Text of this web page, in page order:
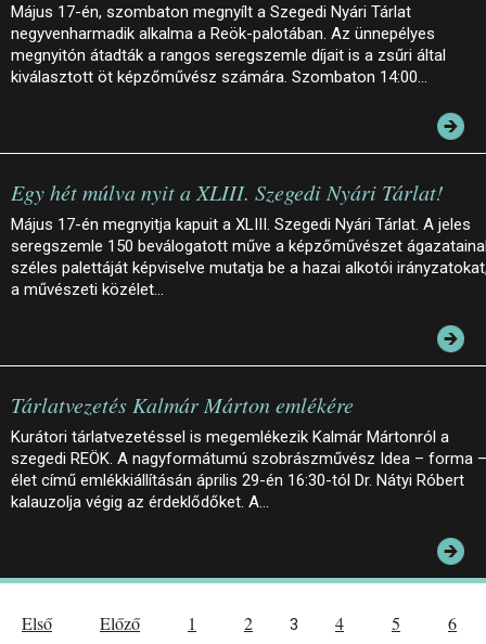
Május 17-én, szombaton megnyílt a Szegedi Nyári Tárlat
negyvenharmadik alkalma a Reök-palotában. Az ünnepélyes
megnyitón átadták a rangos seregszemle díjait is a zsűri által
kiválasztott öt képzőművész számára. Szombaton 14:00…
Egy hét múlva nyit a XLIII. Szegedi Nyári Tárlat!
Május 17-én megnyitja kapuit a XLIII. Szegedi Nyári Tárlat. A jeles
seregszemle 150 beválogatott műve a képzőművészet
széles palettáját képviselve mutatja be a hazai alkotói
a művészeti közélet…
Tárlatvezetés Kalmár Márton emlékére
Kurátori tárlatvezetéssel is megemlékezik Kalmár Mártonról a
szegedi REÖK. A nagyformátumú szobrászművész Idea – forma –
élet című emlékkiállításán április 29-én 16:30-tól Dr. Nátyi Róbert
kalauzolja végig az érdeklődőket. A…
Első Előző 1 2 3 4 5
6